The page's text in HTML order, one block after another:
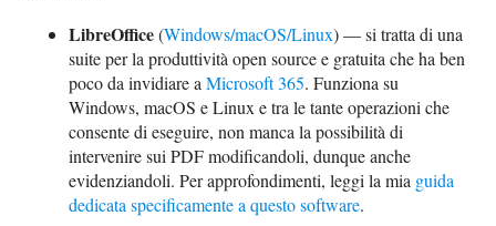
LibreOffice(Windows/macOS/Linux) — si tratta di una
suite per la produttività open source e gratuita che ha ben
poco da invidiare aMicrosoft 365. Funziona su
Windows, macOS e Linux e tra le tante operazioni che
consente di eseguire, non manca la possibilità di
intervenire sui PDF modificandoli, dunque anche
evidenziandoli. Per approfondimenti, leggi la mia guida
dedicata specificamente a questo software.